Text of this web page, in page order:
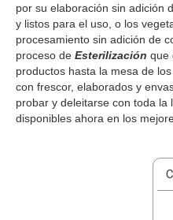
por su elaboración sin adición
y listos para el uso, o los
procesamiento sin adición de
proceso de Esterilización que
productos hasta la mesa de
con frescor, elaborados y
probar y deleitarse con toda la
disponibles ahora en los